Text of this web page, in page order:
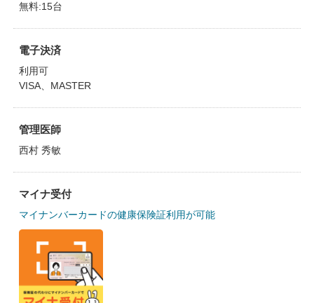
無料:15台
電子決済
利用可
VISA、MASTER
管理医師
西村 秀敏
マイナ受付
マイナンバーカードの健康保険証利用が可能